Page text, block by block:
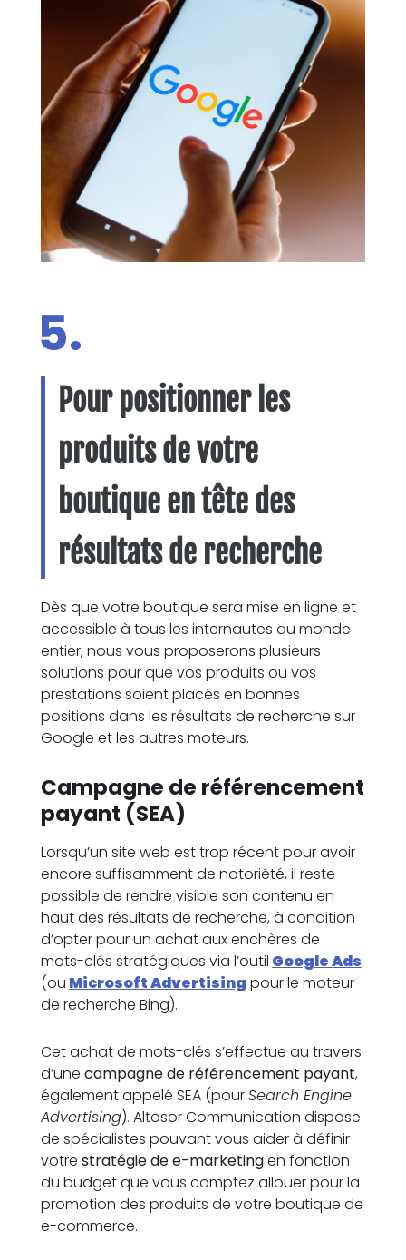
5.
Pour positionner les
produits de votre
boutique en tête des
résultats de recherche
Dès que votre boutique sera mise en ligne et
accessible à tous les internautes du monde
entier, nous vous proposerons plusieurs
solutions pour que vos produits ou vos
prestations soient placés en bonnes
positions dans les résultats de recherche sur
Google et les autres moteurs.
Campagne de référencement
payant (SEA)
Lorsqu’un site web est trop récent pour avoir
encore suffisamment de notoriété, il reste
possible de rendre visible son contenu en
haut des résultats de recherche, à condition
d’opter pour un achat aux enchères de
mots-clés stratégiques via l’outil Google Ads
(ou Microsoft Advertising pour le moteur
de recherche Bing).
Cet achat de mots-clés s’effectue au travers
d’une campagne de référencement payant,
également appelé SEA (pourSearch Engine
Advertising). Altosor Communication dispose
de spécialistes pouvant vous aider à définir
votre stratégie de e-marketingen fonction
du budget que vous comptez allouer pour la
promotion des produits de votre boutique de
e-commerce.